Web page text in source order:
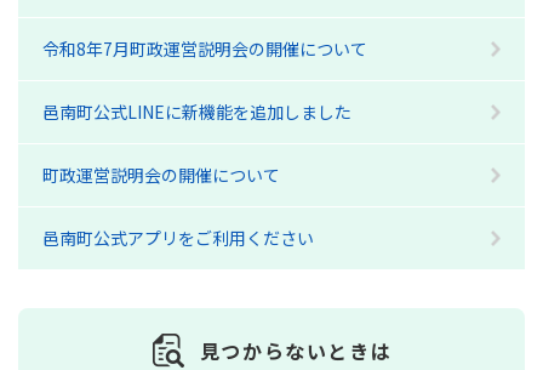
令和8年7月町政運営説明会の開催について
邑南町公式LINEに新機能を追加しました
町政運営説明会の開催について
邑南町公式アプリをご利用ください
見つからないときは